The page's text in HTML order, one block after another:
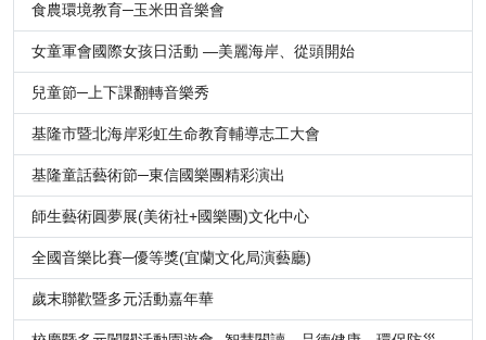
食農環境教育─玉米田音樂會
女童軍會國際女孩日活動 —美麗海岸、從頭開始
兒童節─上下課翻轉音樂秀
基隆市暨北海岸彩虹生命教育輔導志工大會
基隆童話藝術節─東信國樂團精彩演出
師生藝術圓夢展(美術社+國樂團)文化中心
全國音樂比賽─優等獎(宜蘭文化局演藝廳)
歲末聯歡暨多元活動嘉年華